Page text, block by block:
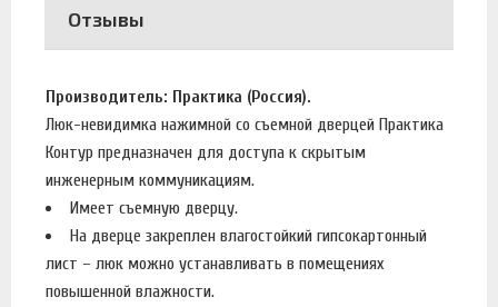
Отзывы
Производитель: Практика (Россия).
Люк-невидимка нажимной со съемной дверцей Практика
Контур предназначен для доступа к скрытым
инженерным коммуникациям.
Имеет съемную дверцу.
На дверце закреплен влагостойкий гипсокартонный
лист – люк можно устанавливать в помещениях
повышенной влажности.